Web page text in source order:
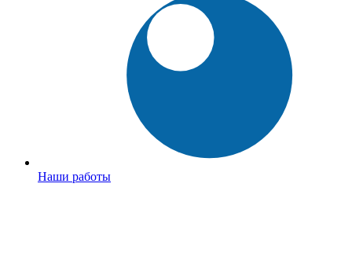
Наши работы